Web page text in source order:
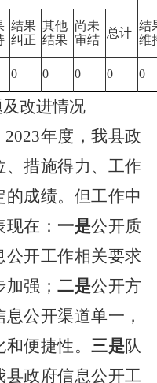
结果
纠正
其他
结果
尚未
审结
总计
结
维
0 0 0 0 0
改进情况
2023年度，我县政
、措施得力、工作
成绩。但工作中
在： 一是公开质
开工作相关要求
强； 二是公开方
公开渠道单一，
便捷性。 三是队
政府信息公开工